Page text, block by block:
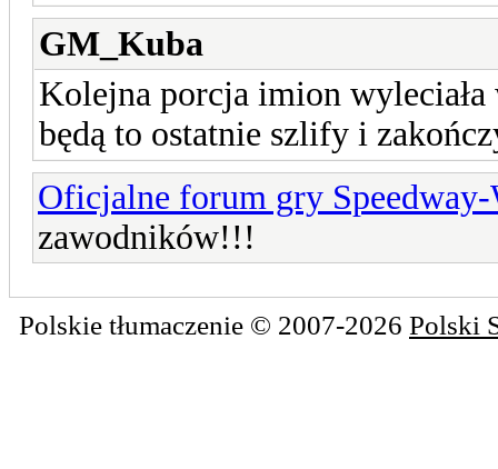
GM_Kuba
Kolejna porcja imion
będą to ostatnie szlify i
Oficjalne forum gry
zawodników!!!
Polskie tłumaczenie © 2007-2026 Polski